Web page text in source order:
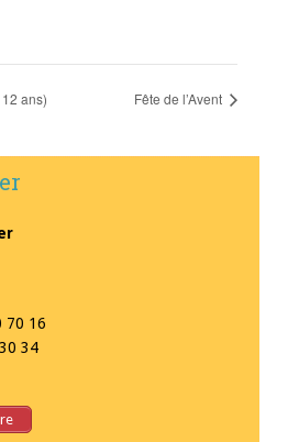
ans) Fête de l’Avent
70 16
34